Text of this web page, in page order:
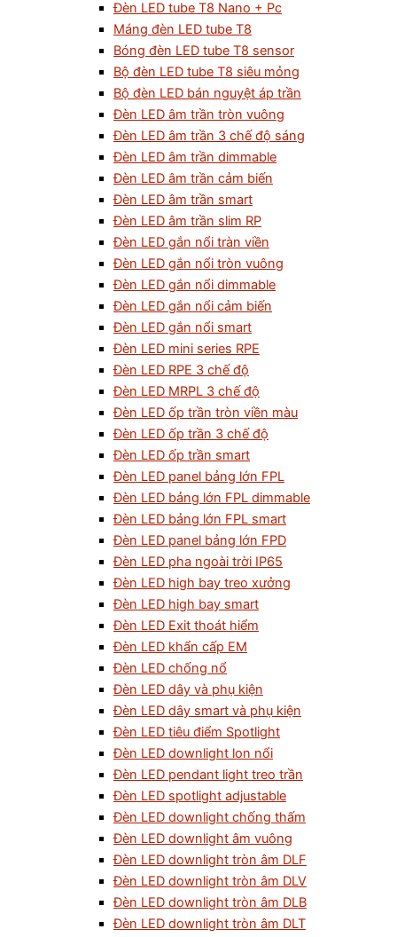
Đèn LED tube T8 Nano + Pc
Máng đèn LED tube T8
Bóng đèn LED tube T8 sensor
Bộ đèn LED tube T8 siêu mỏng
Bộ đèn LED bán nguyệt áp trần
Đèn LED âm trần tròn vuông
Đèn LED âm trần 3 chế độ sáng
Đèn LED âm trần dimmable
Đèn LED âm trần cảm biến
Đèn LED âm trần smart
Đèn LED âm trần slim RP
Đèn LED gắn nổi tràn viền
Đèn LED gắn nổi tròn vuông
Đèn LED gắn nổi dimmable
Đèn LED gắn nổi cảm biến
Đèn LED gắn nổi smart
Đèn LED mini series RPE
Đèn LED RPE 3 chế độ
Đèn LED MRPL 3 chế độ
Đèn LED ốp trần tròn viền màu
Đèn LED ốp trần 3 chế độ
Đèn LED ốp trần smart
Đèn LED panel bảng lớn FPL
Đèn LED bảng lớn FPL dimmable
Đèn LED bảng lớn FPL smart
Đèn LED panel bảng lớn FPD
Đèn LED pha ngoài trời IP65
Đèn LED high bay treo xưởng
Đèn LED high bay smart
Đèn LED Exit thoát hiểm
Đèn LED khẩn cấp EM
Đèn LED chống nổ
Đèn LED dây và phụ kiện
Đèn LED dây smart và phụ kiện
Đèn LED tiêu điểm Spotlight
Đèn LED downlight lon nổi
Đèn LED pendant light treo trần
Đèn LED spotlight adjustable
Đèn LED downlight chống thấm
Đèn LED downlight âm vuông
Đèn LED downlight tròn âm DLF
Đèn LED downlight tròn âm DLV
Đèn LED downlight tròn âm DLB
Đèn LED downlight tròn âm DLT